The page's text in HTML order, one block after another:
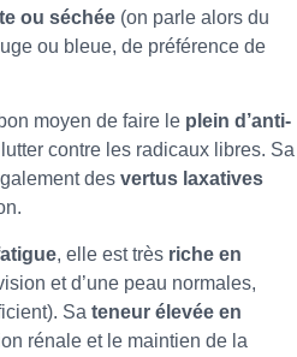
ou séchée (on parle alors du
ou bleue, de préférence de
moyen de faire le plein d’anti-
contre les radicaux libres. Sa
des vertus laxatives
, elle est très riche en
et d’une peau normales,
Sa teneur élevée en
rénale et le maintien de la